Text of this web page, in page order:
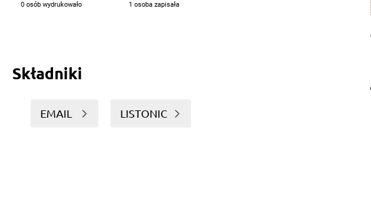
0 osób wydrukowało 1 osoba zapisała
Składniki
EMAIL LISTONIC